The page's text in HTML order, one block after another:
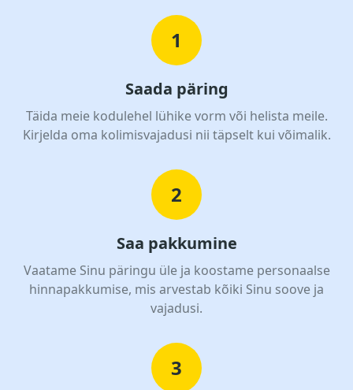
1
Saada päring
Täida meie kodulehel lühike vorm või helista meile.
Kirjelda oma kolimisvajadusi nii täpselt kui võimalik.
2
Saa pakkumine
Vaatame Sinu päringu üle ja koostame personaalse
hinnapakkumise, mis arvestab kõiki Sinu soove ja
vajadusi.
3